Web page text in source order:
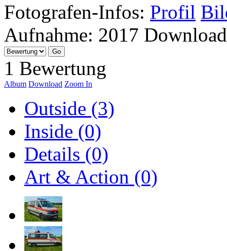
Fotografen-Infos: Profil
Aufnahme: 2017
1 Bewertung
Album Download Zoom In
Outside (3)
Inside (0)
Details (0)
Art & Action (0)